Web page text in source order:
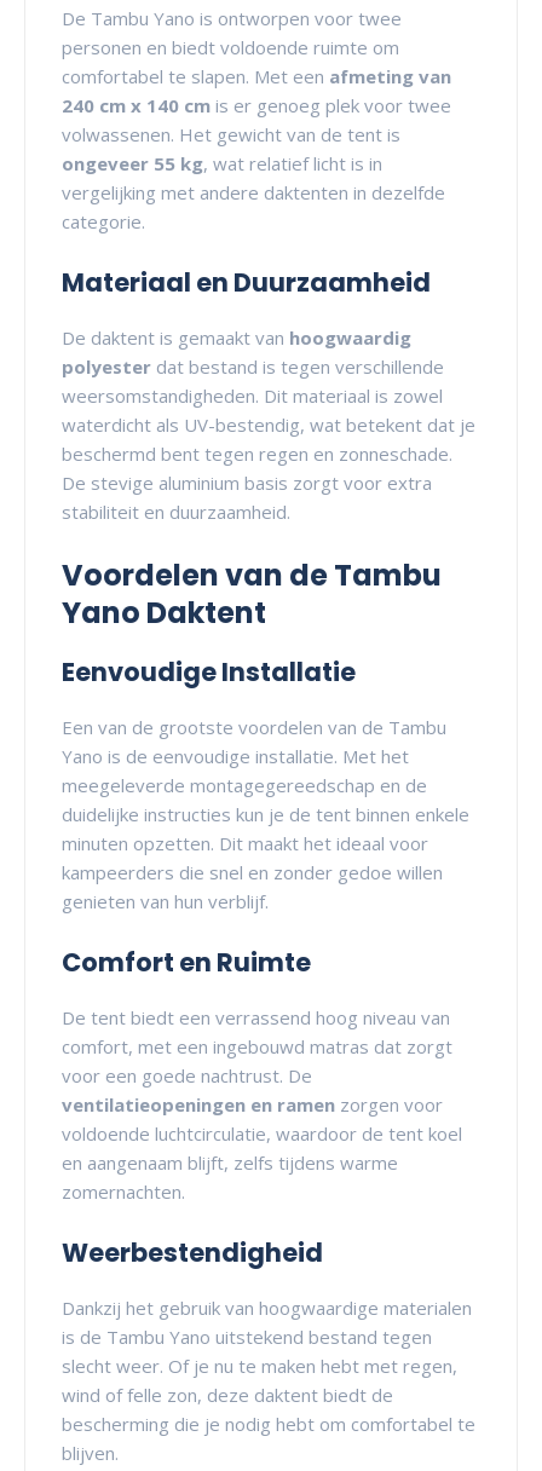
De Tambu Yano is ontworpen voor twee
personen en biedt voldoende ruimte om
comfortabel te slapen. Met een afmeting van
240 cm x 140 cm is er genoeg plek voor twee
volwassenen. Het gewicht van de tent is
ongeveer 55 kg, wat relatief licht is in
vergelijking met andere daktenten in dezelfde
categorie.
Materiaal en Duurzaamheid
De daktent is gemaakt van hoogwaardig
polyester dat bestand is tegen verschillende
weersomstandigheden. Dit materiaal is zowel
waterdicht als UV-bestendig, wat betekent dat je
beschermd bent tegen regen en zonneschade.
De stevige aluminium basis zorgt voor extra
stabiliteit en duurzaamheid.
Voordelen van de Tambu
Yano Daktent
Eenvoudige Installatie
Een van de grootste voordelen van de Tambu
Yano is de eenvoudige installatie. Met het
meegeleverde montagegereedschap en de
duidelijke instructies kun je de tent binnen enkele
minuten opzetten. Dit maakt het ideaal voor
kampeerders die snel en zonder gedoe willen
genieten van hun verblijf.
Comfort en Ruimte
De tent biedt een verrassend hoog niveau van
comfort, met een ingebouwd matras dat zorgt
voor een goede nachtrust. De
ventilatieopeningen en ramen zorgen voor
voldoende luchtcirculatie, waardoor de tent koel
en aangenaam blijft, zelfs tijdens warme
zomernachten.
Weerbestendigheid
Dankzij het gebruik van hoogwaardige materialen
is de Tambu Yano uitstekend bestand tegen
slecht weer. Of je nu te maken hebt met regen,
wind of felle zon, deze daktent biedt de
bescherming die je nodig hebt om comfortabel te
blijven.